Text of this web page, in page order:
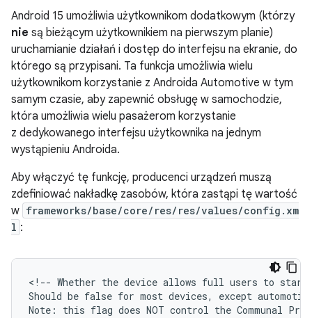
Android 15 umożliwia użytkownikom dodatkowym (którzy
nie są bieżącym użytkownikiem na pierwszym planie)
uruchamianie działań i dostęp do interfejsu na ekranie, do
którego są przypisani. Ta funkcja umożliwia wielu
użytkownikom korzystanie z Androida Automotive w tym
samym czasie, aby zapewnić obsługę w samochodzie,
która umożliwia wielu pasażerom korzystanie
z dedykowanego interfejsu użytkownika na jednym
wystąpieniu Androida.
Aby włączyć tę funkcję, producenci urządzeń muszą
zdefiniować nakładkę zasobów, która zastąpi tę wartość
w frameworks/base/core/res/res/values/config.xm
l :
<!-- Whether the device allows full users to start
Should be false for most devices, except
Note: this flag does NOT control the Communal